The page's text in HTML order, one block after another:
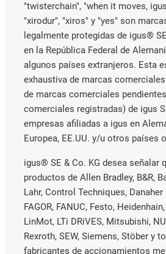
"twisterchain", "when it moves,
"xirodur", "xiros" y "yes" son
legalmente protegidas de igus®
en la República Federal de
algunos países extranjeros. Esta
exhaustiva de marcas
de marcas comerciales
comerciales registradas) de igus
empresas afiliadas a igus en
Europea, EE.UU. y/u otros países
igus® SE & Co. KG desea señalar
productos de Allen Bradley, B&R,
Lahr, Control Techniques,
FAGOR, FANUC, Festo,
LinMot, LTi DRiVES, Mitsubishi,
Rexroth, SEW, Siemens, Stöber y
fabricantes de accionamientos